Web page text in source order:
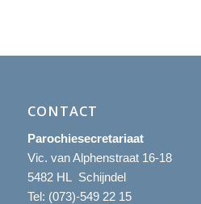
CONTACT
Parochiesecretariaat
Vic. van Alphenstraat 16-18
5482 HL Schijndel
Tel: (073)-549 22 15